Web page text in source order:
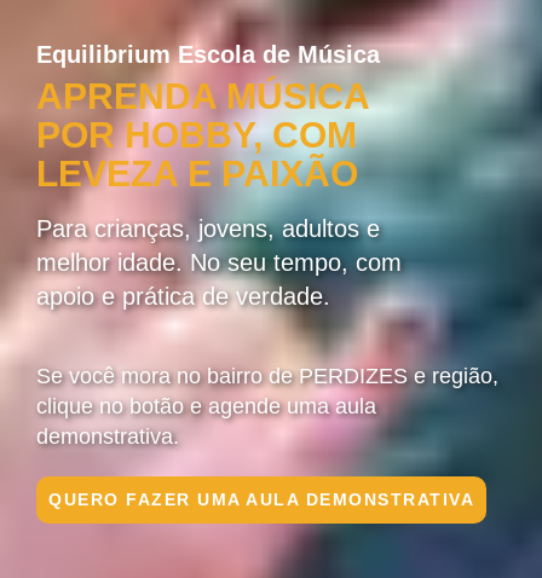
Equilibrium Escola de Música
APRENDA MÚSICA
POR HOBBY, COM
LEVEZA E PAIXÃO
Para crianças, jovens, adultos e
melhor idade. No seu tempo, com
apoio e prática de verdade.
Se você mora no bairro de PERDIZES e região,
clique no botão e agende uma aula
demonstrativa.
QUERO FAZER UMA AULA DEMONSTRATIVA